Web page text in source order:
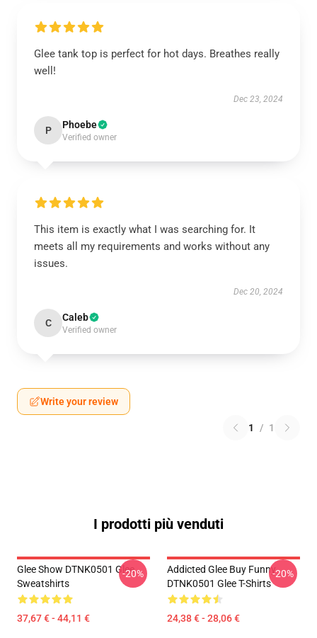
Glee tank top is perfect for hot days. Breathes really
well!
Dec 23, 2024
P Phoebe
Verified owner
This item is exactly what I was searching for. It
meets all my requirements and works without any
issues.
Dec 20, 2024
C Caleb
Verified owner
Write your review
1 / 1
I prodotti più venduti
Glee Show DTNK0501 Glee
Sweatshirts
37,67 € - 44,11 €
-20%
Addicted Glee Buy Funny
DTNK0501 Glee T-Shirts
24,38 € - 28,06 €
-20%